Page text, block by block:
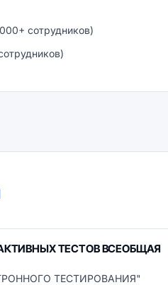
сотрудников)
ТЕСТОВ ВСЕОБЩАЯ
ТЕСТИРОВАНИЯ"